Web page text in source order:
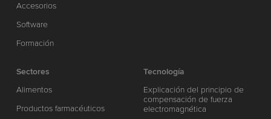
Accesorios
Software
Formación
Sectores
Alimentos
Productos farmacéuticos
Tecnología
Explicación del principio de
compensación de fuerza
electromagnética